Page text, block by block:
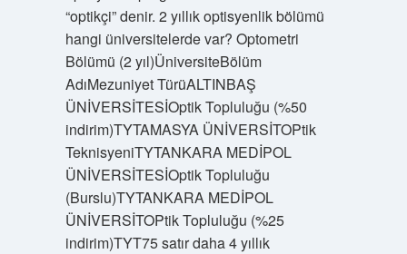
“optikçi” denir. 2 yıllık optisyenlik bölümü
hangi üniversitelerde var? Optometri
Bölümü (2 yıl)ÜniversiteBölüm
AdıMezuniyet TürüALTINBAŞ
ÜNİVERSİTESİOptik Topluluğu (%50
indirim)TYTAMASYA ÜNİVERSİTOPtik
TeknisyeniTYTANKARA MEDİPOL
ÜNİVERSİTESİOptik Topluluğu
(Burslu)TYTANKARA MEDİPOL
ÜNİVERSİTOPtik Topluluğu (%25
indirim)TYT75 satır daha 4 yıllık